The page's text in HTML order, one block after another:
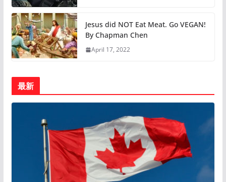
Jesus did NOT Eat Meat. Go VEGAN!
By Chapman Chen
April 17, 2022
最新